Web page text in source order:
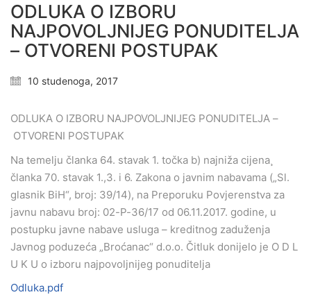
ODLUKA O IZBORU
NAJPOVOLJNIJEG PONUDITELJA
– OTVORENI POSTUPAK
10 studenoga, 2017
ODLUKA O IZBORU NAJPOVOLJNIJEG PONUDITELJA –
OTVORENI POSTUPAK
Na temelju članka 64. stavak 1. točka b) najniža cijena¸
članka 70. stavak 1.,3. i 6. Zakona o javnim nabavama („Sl.
glasnik BiH“, broj: 39/14), na Preporuku Povjerenstva za
javnu nabavu broj: 02-P-36/17 od 06.11.2017. godine, u
postupku javne nabave usluga – kreditnog zaduženja
Javnog poduzeća „Broćanac“ d.o.o. Čitluk donijelo je O D L
U K U o izboru najpovoljnijeg ponuditelja
Odluka.pdf